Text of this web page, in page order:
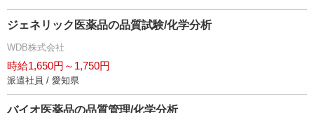
ジェネリック医薬品の品質試験/化学分析
WDB株式会社
時給1,650円～1,750円
派遣社員 / 愛知県
バイオ医薬品の品質管理/化学分析